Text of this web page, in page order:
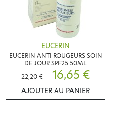
EUCERIN
EUCERIN ANTI ROUGEURS SOIN
DE JOUR SPF25 50ML
22,20 €
16,65 €
AJOUTER AU PANIER